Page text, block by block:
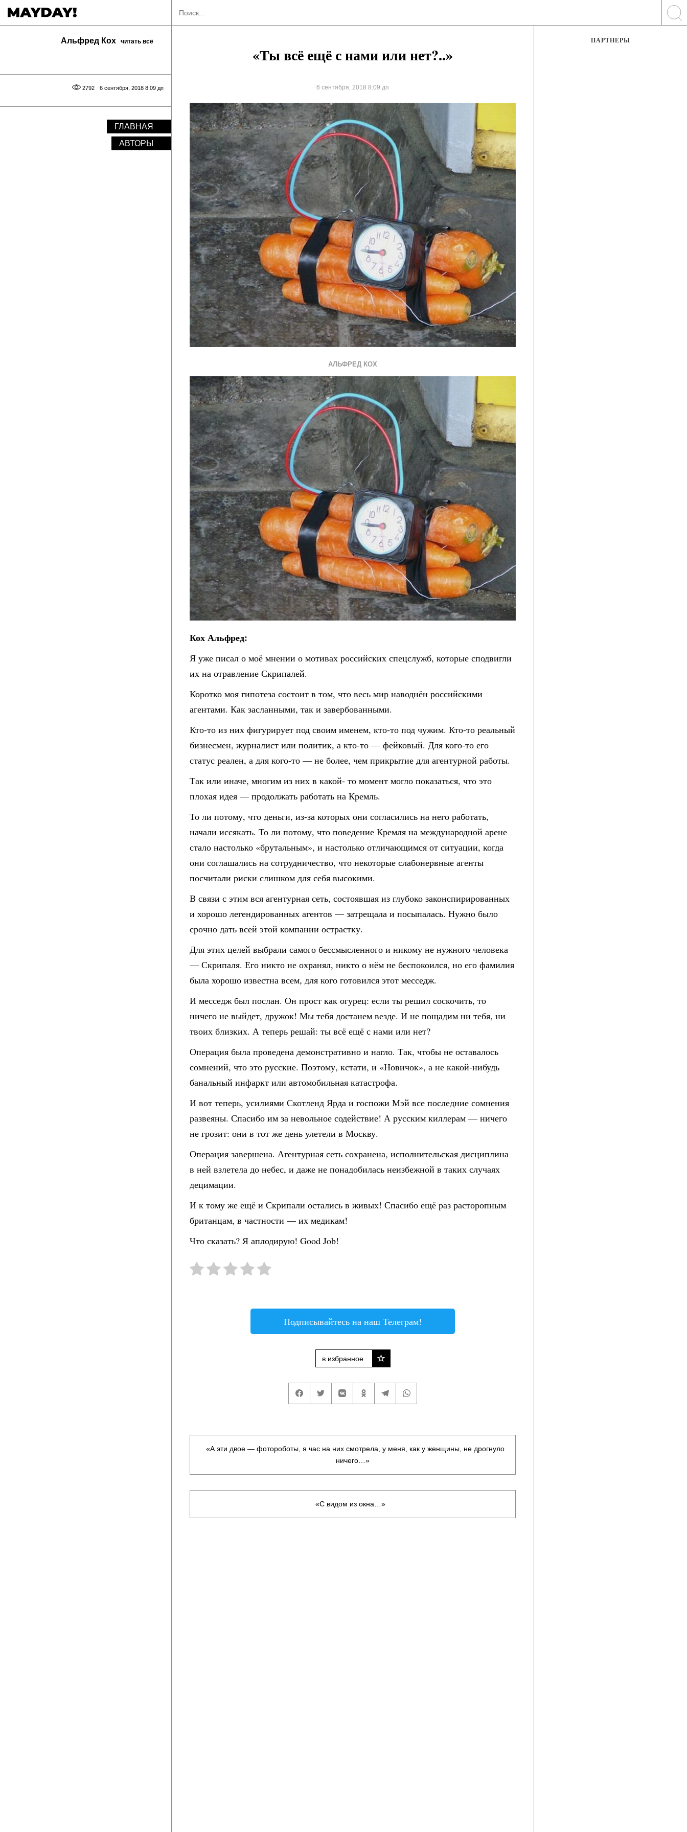
Альфред Кох читать всё
6 сентября, 2018 8:09 дп
2792
ГЛАВНАЯ
АВТОРЫ
«Ты всё ещё с нами или нет?..»
6 сентября, 2018 8:09 дп
АЛЬФРЕД КОХ
Кох Альфред:
Я уже писал о моё мнении о мотивах российских спецслужб, которые сподвигли
их на отравление Скрипалей.
Коротко моя гипотеза состоит в том, что весь мир наводнён российскими
агентами. Как засланными, так и завербованными.
Кто-то из них фигурирует под своим именем, кто-то под чужим. Кто-то реальный
бизнесмен, журналист или политик, а кто-то — фейковый. Для кого-то его
статус реален, а для кого-то — не более, чем прикрытие для агентурной работы.
Так или иначе, многим из них в какой- то момент могло показаться, что это
плохая идея — продолжать работать на Кремль.
То ли потому, что деньги, из-за которых они согласились на него работать,
начали иссякать. То ли потому, что поведение Кремля на международной арене
стало настолько «брутальным», и настолько отличающимся от ситуации, когда
они соглашались на сотрудничество, что некоторые слабонервные агенты
посчитали риски слишком для себя высокими.
В связи с этим вся агентурная сеть, состоявшая из глубоко законспирированных
и хорошо легендированных агентов — затрещала и посыпалась. Нужно было
срочно дать всей этой компании острастку.
Для этих целей выбрали самого бессмысленного и никому не нужного человека
— Скрипаля. Его никто не охранял, никто о нём не беспокоился, но его фамилия
была хорошо известна всем, для кого готовился этот месседж.
И месседж был послан. Он прост как огурец: если ты решил соскочить, то
ничего не выйдет, дружок! Мы тебя достанем везде. И не пощадим ни тебя, ни
твоих близких. А теперь решай: ты всё ещё с нами или нет?
Операция была проведена демонстративно и нагло. Так, чтобы не оставалось
сомнений, что это русские. Поэтому, кстати, и «Новичок», а не какой-нибудь
банальный инфаркт или автомобильная катастрофа.
И вот теперь, усилиями Скотленд Ярда и госпожи Мэй все последние сомнения
развеяны. Спасибо им за невольное содействие! А русским киллерам — ничего
не грозит: они в тот же день улетели в Москву.
Операция завершена. Агентурная сеть сохранена, исполнительская дисциплина
в ней взлетела до небес, и даже не понадобилась неизбежной в таких случаях
децимации.
И к тому же ещё и Скрипали остались в живых! Спасибо ещё раз расторопным
британцам, в частности — их медикам!
Что сказать? Я аплодирую! Good Job!
Подписывайтесь на наш Телеграм!
в избранное
«А эти двое — фотороботы, я час на них смотрела, у меня, как у женщины, не дрогнуло
ничего…»
«С видом из окна…»
ПАРТНЕРЫ